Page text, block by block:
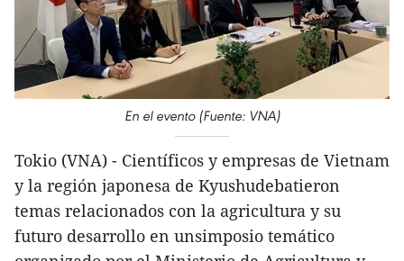
En el evento (Fuente: VNA)
Tokio (VNA) - Científicos y empresas de Vietnam
y la región japonesa de Kyushudebatieron
temas relacionados con la agricultura y su
futuro desarrollo en unsimposio temático